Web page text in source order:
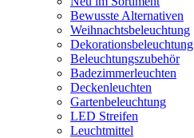
Bewusste Alternativen
Weihnachtsbeleuchtung
Dekorationsbeleuchtung
Beleuchtungszubehör
Badezimmerleuchten
Deckenleuchten
Gartenbeleuchtung
LED Streifen
Leuchtmittel